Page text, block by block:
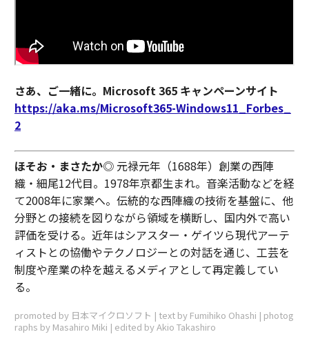
さあ、ご一緒に。Microsoft 365 キャンペーンサイト
https://aka.ms/Microsoft365-Windows11_Forbes_
2
ほそお・まさたか◎ 元禄元年（1688年）創業の西陣
織・細尾12代目。1978年京都生まれ。音楽活動などを経
て2008年に家業へ。伝統的な西陣織の技術を基盤に、他
分野との接続を図りながら領域を横断し、国内外で高い
評価を受ける。近年はシアスター・ゲイツら現代アーテ
ィストとの協働やテクノロジーとの対話を通じ、工芸を
制度や産業の枠を越えるメディアとして再定義してい
る。
promoted by 日本マイクロソフト | text by Fumihiko Ohashi | photog
raphs by Masahiro Miki | edited by Akio Takashiro